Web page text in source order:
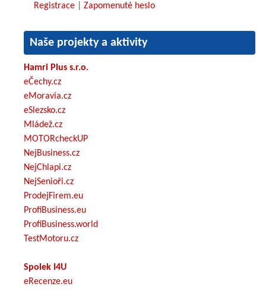
Registrace Zapomenuté heslo
Naše projekty a aktivity
Hamri Plus s.r.o.
eČechy.cz
eMoravia.cz
eSlezsko.cz
Mládež.cz
MOTORcheckUP
NejBusiness.cz
NejChlapi.cz
NejSenioři.cz
ProdejFirem.eu
ProfiBusiness.eu
ProfiBusiness.world
TestMotoru.cz
Spolek I4U
eRecenze.eu